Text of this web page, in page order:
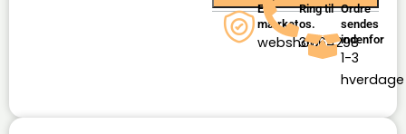
E-
mærket
webshop
Ring til
os.
36164298
Ordre
sendes
indenfor
1-3
hverdage